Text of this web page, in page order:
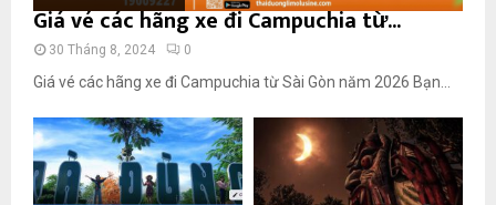
Giá vé các hãng xe đi Campuchia từ...
30 Tháng 8, 2024 0
Giá vé các hãng xe đi Campuchia từ Sài Gòn năm 2026 Bạn...